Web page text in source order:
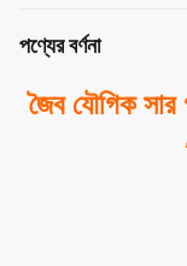
পণ্যের বর্ণনা
জৈব যৌগিক সার